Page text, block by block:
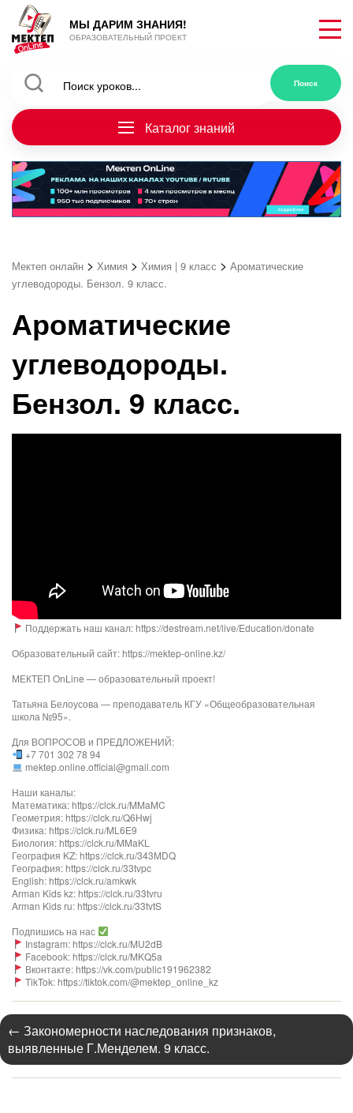
МЫ ДАРИМ ЗНАНИЯ!
ОБРАЗОВАТЕЛЬНЫЙ ПРОЕКТ
Каталог знаний
Мектеп онлайн > Химия > Химия | 9 класс > Ароматические
углеводороды. Бензол. 9 класс.
Ароматические
углеводороды.
Бензол. 9 класс.
Поддержать наш канал: https://destream.net/live/Education/donate
Образовательный сайт: https://mektep-online.kz/
МЕКТЕП OnLine — образовательный проект!
Татьяна Белоусова — преподаватель КГУ «Общеобразовательная
школа №95».
Для ВОПРОСОВ и ПРЕДЛОЖЕНИЙ:
+7 701 302 78 94
mektep.online.official@gmail.com
Наши каналы:
Математика: https://clck.ru/MMaMC
Геометрия: https://clck.ru/Q6Hwj
Физика: https://clck.ru/ML6E9
Биология: https://clck.ru/MMaKL​​​​​​
География KZ: https://clck.ru/343MDQ
География: https://clck.ru/33tvpc
English: https://clck.ru/amkwk
Arman Kids kz: https://clck.ru/33tvru
Arman Kids ru: https://clck.ru/33tvtS
Подпишись на нас
Instagram: https://clck.ru/MU2dB
Facebook: https://clck.ru/MKQ5a
Вконтакте: https://vk.com/public191962382
TikTok: https://tiktok.com/@mektep_online_kz
← Закономерности наследования признаков,
выявленные Г.Менделем. 9 класс.